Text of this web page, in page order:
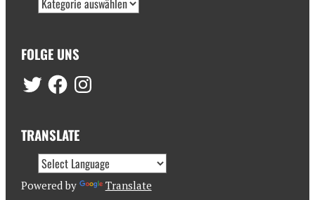
FOLGE UNS
TRANSLATE
Powered by Translate